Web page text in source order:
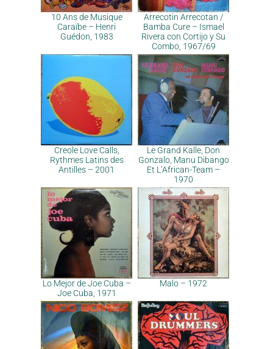
10 Ans de Musique
Caraïbe – Henri
Guédon, 1983
Arrecotin Arrecotan /
Bamba Cure – Ismael
Rivera con Cortijo y Su
Combo, 1967/69
Creole Love Calls,
Rythmes Latins des
Antilles – 2001
Le Grand Kalle, Don
Gonzalo, Manu Dibango
Et L’African-Team –
1970
Lo Mejor de Joe Cuba –
Joe Cuba, 1971
Malo – 1972